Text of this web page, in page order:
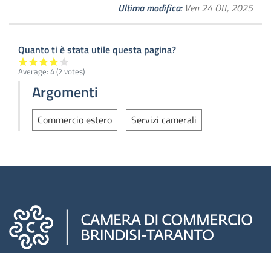
Ultima modifica Ven 24 Ott, 2025
Quanto ti è stata utile questa pagina?
Average: 4(2votes)
Argomenti
Commercio estero Servizi camerali